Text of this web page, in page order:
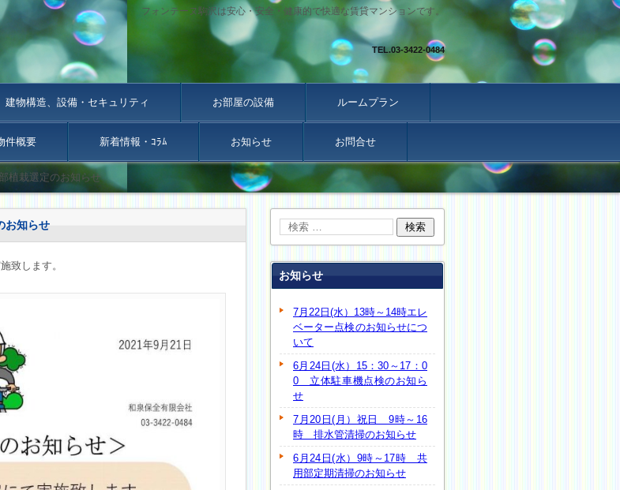
フォンテーヌ駒沢は安心・安全・健康的で快適な賃貸マンションです。
TEL.03-3422-0484
建物構造、設備・セキュリティ お部屋の設備 ルームプラン
件概要 新着情報・ｺﾗﾑ お知らせ お問合せ
植栽選定のお知らせ
お知らせ
致します。
お知らせ
7月22日(水）13時～14時エレ
ベーター点検のお知らせにつ
いて
6月24日(水）15：30～17：0
0 立体駐車機点検のお知ら
せ
7月20日(月）祝日 9時～16
時 排水管清掃のお知らせ
6月24日(水）9時～17時 共
用部定期清掃のお知らせ